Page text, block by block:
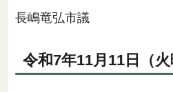
長嶋竜弘市議
令和7年11月11日（火